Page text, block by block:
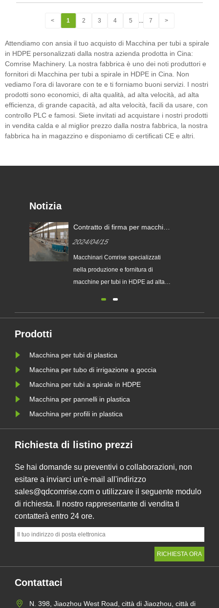
< 1 2 3 4 5 ... 7 >
Attendiamo con ansia il tuo acquisto di Macchina per tubi a spirale
in HDPE personalizzati dalla nostra azienda prodotta in Cina:
Comrise Machinery. La nostra fabbrica è uno dei noti produttori e
fornitori di Macchina per tubi a spirale in HDPE in Cina. Non
vediamo l'ora di lavorare con te e ti forniamo buoni servizi. I nostri
prodotti sono economici, di alta qualità, ad alta velocità, ad alta
efficienza, di grande capacità, ad alta velocità, facili da usare, con
controllo PLC e famosi. Siete invitati ad acquistare i nostri prodotti
in vendita calda e al miglior prezzo dalla nostra fabbrica, la nostra
fabbrica ha in magazzino e disponiamo di certificati CE e altri.
Notizia
Contratto di firma per macchina
velocità da 50-250 mm con un
cliente europeo
2024/04/15
Macchinari Comrise specializzati
nella produzione e fornitura di
macchine per tubi in HDPE ad alta
con diametro minimo di 16 mm fino a
produzione di tubi in PE e u......
Prodotti
Macchina per tubi di plastica
Macchina per tubo di irrigazione a goccia
Macchina per tubi a spirale in HDPE
Macchina per pannelli in plastica
Macchina per profili in plastica
Richiesta di listino prezzi
Se hai domande su preventivi o collaborazioni, non
esitare a inviarci un'e-mail all'indirizzo
sales@qdcomrise.com o utilizzare il seguente modulo
di richiesta. Il nostro rappresentante di vendita ti
contatterà entro 24 ore.
Contattaci
N. 398, Jiaozhou West Road, città di Jiaozhou, città di